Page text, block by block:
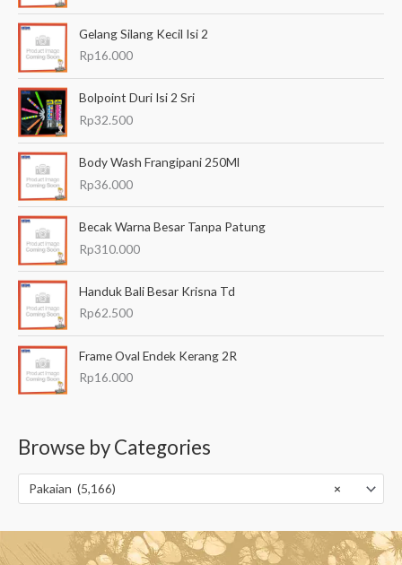
Gelang Silang Kecil Isi 2
Rp16.000
Bolpoint Duri Isi 2 Sri
Rp32.500
Body Wash Frangipani 250Ml
Rp36.000
Becak Warna Besar Tanpa Patung
Rp310.000
Handuk Bali Besar Krisna Td
Rp62.500
Frame Oval Endek Kerang 2R
Rp16.000
Browse by Categories
×
Pakaian (5,166)